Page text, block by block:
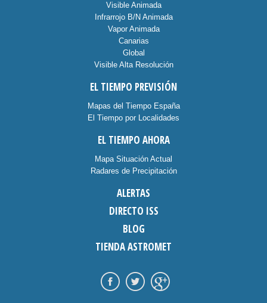
Visible Animada
Infrarrojo B/N Animada
Vapor Animada
Canarias
Global
Visible Alta Resolución
EL TIEMPO PREVISIÓN
Mapas del Tiempo España
El Tiempo por Localidades
EL TIEMPO AHORA
Mapa Situación Actual
Radares de Precipitación
ALERTAS
DIRECTO ISS
BLOG
TIENDA ASTROMET